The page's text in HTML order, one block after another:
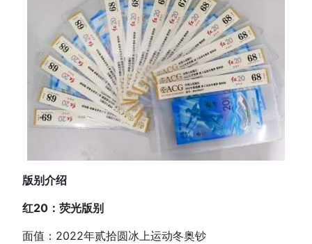
版别介绍
红20：荧光版别
面值：2022年贰拾圆冰上运动冬奥钞